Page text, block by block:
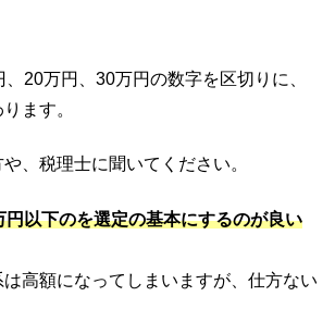
20万円、30万円の数字を区切りに、
ます。
、税理士に聞いてください。
円以下のを選定の基本にするのが良い
高額になってしまいますが、仕方ない